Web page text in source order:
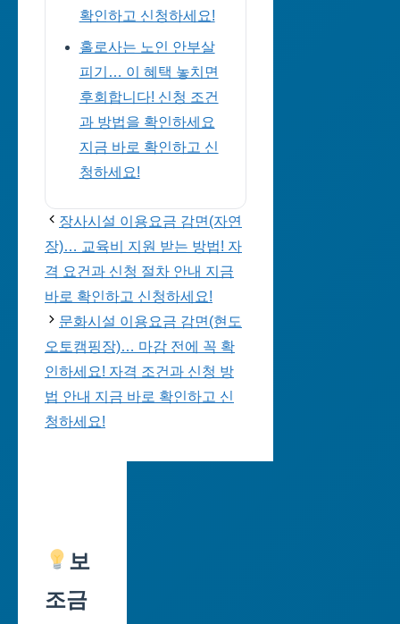
확인하고 신청하세요!
홀로사는 노인 안부살
피기… 이 혜택 놓치면
후회합니다! 신청 조건
과 방법을 확인하세요
지금 바로 확인하고 신
청하세요!
장사시설 이용요금 감면(자연
장)… 교육비 지원 받는 방법! 자
격 요건과 신청 절차 안내 지금
바로 확인하고 신청하세요!
문화시설 이용요금 감면(현도
오토캠핑장)… 마감 전에 꼭 확
인하세요! 자격 조건과 신청 방
법 안내 지금 바로 확인하고 신
청하세요!
보
조금